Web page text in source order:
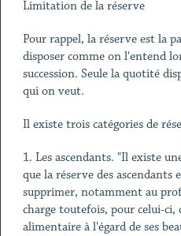
Limitation de la réserve
Pour rappel, la réserve est la
disposer comme on l'entend
succession. Seule la quotité
qui on veut.
Il existe trois catégories de
1. Les ascendants. "Il existe
que la réserve des
supprimer, notamment au
charge toutefois, pour celui-ci,
alimentaire à l'égard de ses